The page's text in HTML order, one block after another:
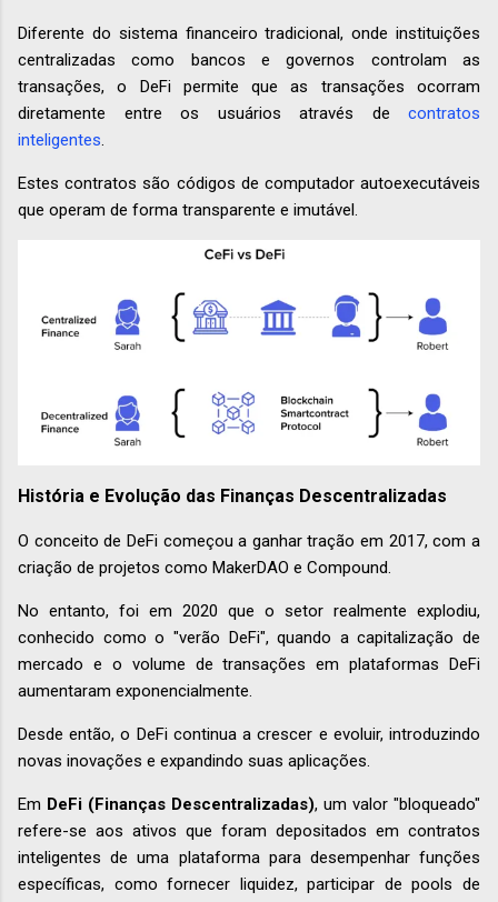
Diferente do sistema financeiro tradicional, onde instituições
centralizadas como bancos e governos controlam as
transações, o DeFi permite que as transações ocorram
diretamente entre os usuários através de contratos
inteligentes.
Estes contratos são códigos de computador autoexecutáveis
que operam de forma transparente e imutável.
História e Evolução das Finanças Descentralizadas
O conceito de DeFi começou a ganhar tração em 2017, com a
criação de projetos como MakerDAO e Compound.
No entanto, foi em 2020 que o setor realmente explodiu,
conhecido como o "verão DeFi", quando a capitalização de
mercado e o volume de transações em plataformas DeFi
aumentaram exponencialmente.
Desde então, o DeFi continua a crescer e evoluir, introduzindo
novas inovações e expandindo suas aplicações.
Em DeFi (Finanças Descentralizadas), um valor "bloqueado"
refere-se aos ativos que foram depositados em contratos
inteligentes de uma plataforma para desempenhar funções
específicas, como fornecer liquidez, participar de pools de